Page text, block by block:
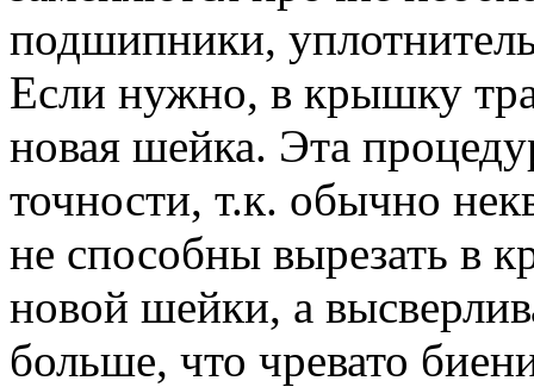
подшипники,
Если нужно, в крышку
новая шейка. Эта
точности, т.к. обычно
не способны вырезать в
новой шейки, а
больше, что чревато